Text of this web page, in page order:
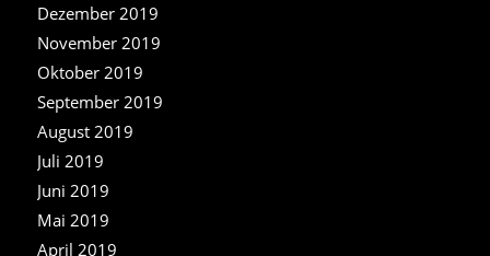
Dezember 2019
November 2019
Oktober 2019
September 2019
August 2019
Juli 2019
Juni 2019
Mai 2019
April 2019